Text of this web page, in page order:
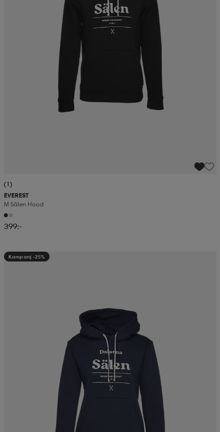
(1)
EVEREST
M Sälen Hood
399:-
Kampanj -25%